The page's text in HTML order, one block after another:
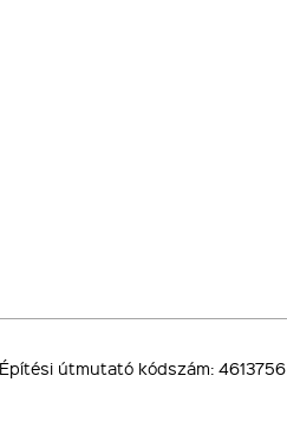
útmutató kódszám: 4613756